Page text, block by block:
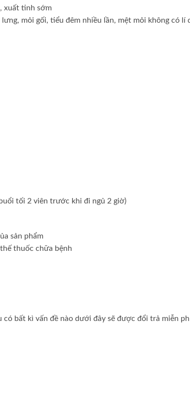
xuất tinh sớm
mỏi gối, tiểu đêm nhiều lần, mệt mỏi không có lí
tối 2 viên trước khi đi ngủ 2 giờ)
sản phẩm
thuốᴄ chữa bệnh
có bất kì vấn đề nào dưới đây sẽ được đổi trả miễn